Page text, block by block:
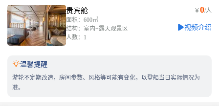
贵宾舱
面积：600㎡
结构：室内+露天观景区
人数：1
￥0/人
视频介绍
温馨提醒
游轮不定期改造，房间参数、风格等可能有变化，以登船当日实际情况为
准。